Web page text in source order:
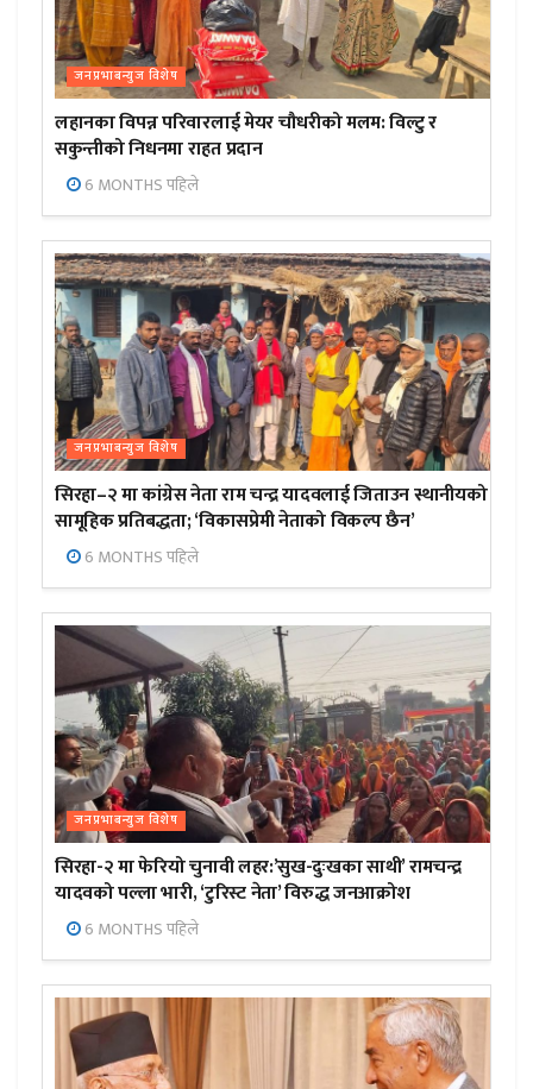
जनप्रभाबन्युज विशेष
लहानका विपन्न परिवारलाई मेयर चौधरीको मलम: विल्टु र
सकुन्तीको निधनमा राहत प्रदान
6 MONTHS पहिले
जनप्रभाबन्युज विशेष
सिरहा–२ मा कांग्रेस नेता राम चन्द्र यादवलाई जिताउन स्थानीयको
सामूहिक प्रतिबद्धता; ‘विकासप्रेमी नेताको विकल्प छैन’
6 MONTHS पहिले
जनप्रभाबन्युज विशेष
सिरहा-२ मा फेरियो चुनावी लहर:’सुख-दुःखका साथी’ रामचन्द्र
यादवको पल्ला भारी, ‘टुरिस्ट नेता’ विरुद्ध जनआक्रोश
6 MONTHS पहिले